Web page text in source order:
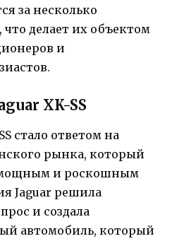
за несколько
делает их объектом
и
XK-SS
стало ответом на
рынка, который
мощным и роскошным
Jaguar решила
и создала
автомобиль, который